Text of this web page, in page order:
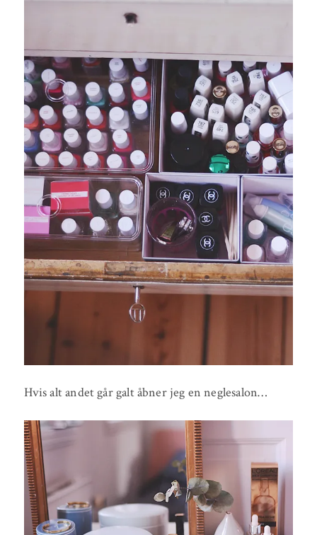
Hvis alt andet går galt åbner jeg en neglesalon…